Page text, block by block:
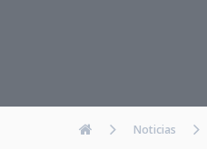
Noticias